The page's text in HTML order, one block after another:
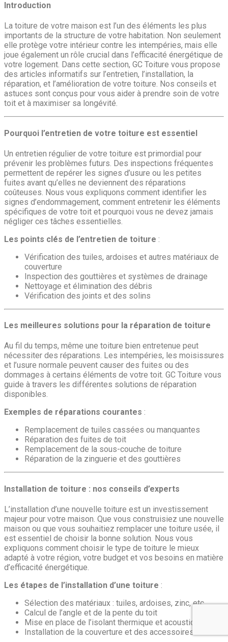
Introduction
La toiture de votre maison est l’un des éléments les plus
importants de la structure de votre habitation. Non seulement
elle protège votre intérieur contre les intempéries, mais elle
joue également un rôle crucial dans l’efficacité énergétique de
votre logement. Dans cette section, GC Toiture vous propose
des articles informatifs sur l’entretien, l’installation, la
réparation, et l’amélioration de votre toiture. Nos conseils et
astuces sont conçus pour vous aider à prendre soin de votre
toit et à maximiser sa longévité.
Pourquoi l’entretien de votre toiture est essentiel
Un entretien régulier de votre toiture est primordial pour
prévenir les problèmes futurs. Des inspections fréquentes
permettent de repérer les signes d’usure ou les petites
fuites avant qu’elles ne deviennent des réparations
coûteuses. Nous vous expliquons comment identifier les
signes d’endommagement, comment entretenir les éléments
spécifiques de votre toit et pourquoi vous ne devez jamais
négliger ces tâches essentielles.
Les points clés de l’entretien de toiture :
Vérification des tuiles, ardoises et autres matériaux de
couverture
Inspection des gouttières et systèmes de drainage
Nettoyage et élimination des débris
Vérification des joints et des solins
Les meilleures solutions pour la réparation de toiture
Au fil du temps, même une toiture bien entretenue peut
nécessiter des réparations. Les intempéries, les moisissures
et l’usure normale peuvent causer des fuites ou des
dommages à certains éléments de votre toit. GC Toiture vous
guide à travers les différentes solutions de réparation
disponibles.
Exemples de réparations courantes :
Remplacement de tuiles cassées ou manquantes
Réparation des fuites de toit
Remplacement de la sous-couche de toiture
Réparation de la zinguerie et des gouttières
Installation de toiture : nos conseils d’experts
L’installation d’une nouvelle toiture est un investissement
majeur pour votre maison. Que vous construisiez une nouvelle
maison ou que vous souhaitiez remplacer une toiture usée, il
est essentiel de choisir la bonne solution. Nous vous
expliquons comment choisir le type de toiture le mieux
adapté à votre région, votre budget et vos besoins en matière
d’efficacité énergétique.
Les étapes de l’installation d’une toiture :
Sélection des matériaux : tuiles, ardoises, zinc, etc.
Calcul de l’angle et de la pente du toit
Mise en place de l’isolant thermique et acoustique
Installation de la couverture et des accessoires de toit